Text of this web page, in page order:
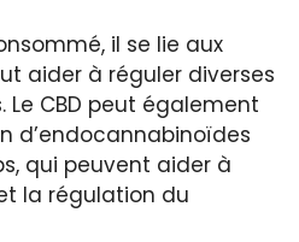
il se lie aux
aider à réguler diverses
CBD peut également
d’endocannabinoïdes
qui peuvent aider à
la régulation du